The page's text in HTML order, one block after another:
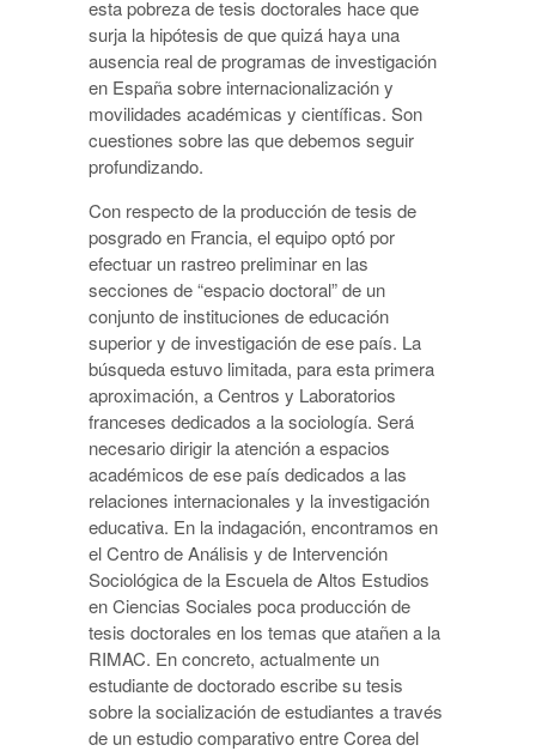
esta pobreza de tesis doctorales hace que
surja la hipótesis de que quizá haya una
ausencia real de programas de investigación
en España sobre internacionalización y
movilidades académicas y científicas. Son
cuestiones sobre las que debemos seguir
profundizando.
Con respecto de la producción de tesis de
posgrado en Francia, el equipo optó por
efectuar un rastreo preliminar en las
secciones de “espacio doctoral” de un
conjunto de instituciones de educación
superior y de investigación de ese país. La
búsqueda estuvo limitada, para esta primera
aproximación, a Centros y Laboratorios
franceses dedicados a la sociología. Será
necesario dirigir la atención a espacios
académicos de ese país dedicados a las
relaciones internacionales y la investigación
educativa. En la indagación, encontramos en
el Centro de Análisis y de Intervención
Sociológica de la Escuela de Altos Estudios
en Ciencias Sociales poca producción de
tesis doctorales en los temas que atañen a la
RIMAC. En concreto, actualmente un
estudiante de doctorado escribe su tesis
sobre la socialización de estudiantes a través
de un estudio comparativo entre Corea del